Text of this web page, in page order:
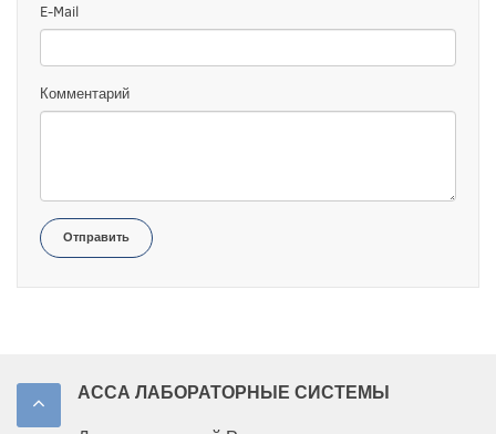
E-Mail
Комментарий
Отправить
АССА ЛАБОРАТОРНЫЕ СИСТЕМЫ